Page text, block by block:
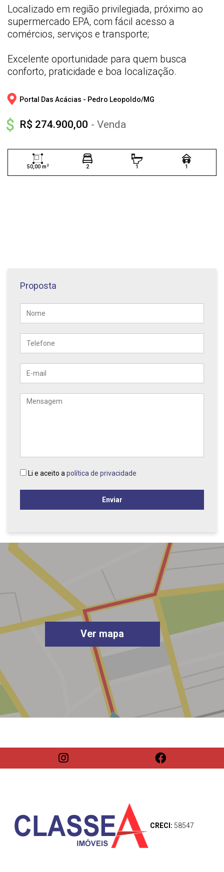
Localizado em região privilegiada, próximo ao
supermercado EPA, com fácil acesso a
comércios, serviços e transporte;
Excelente oportunidade para quem busca
conforto, praticidade e boa localização.
Portal Das Acácias - Pedro Leopoldo/MG
R$ 274.900,00 - Venda
50,00 m 2 2 1 1
Proposta
Nome
Telefone
mail
Mensagem
Li e aceito a política de privacidade
Enviar
Ver mapa
CRECI: 58547